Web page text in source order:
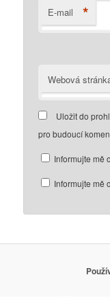
E-mail *
Webová
Uložit do
pro budoucí
Informujte mě
Informujte mě